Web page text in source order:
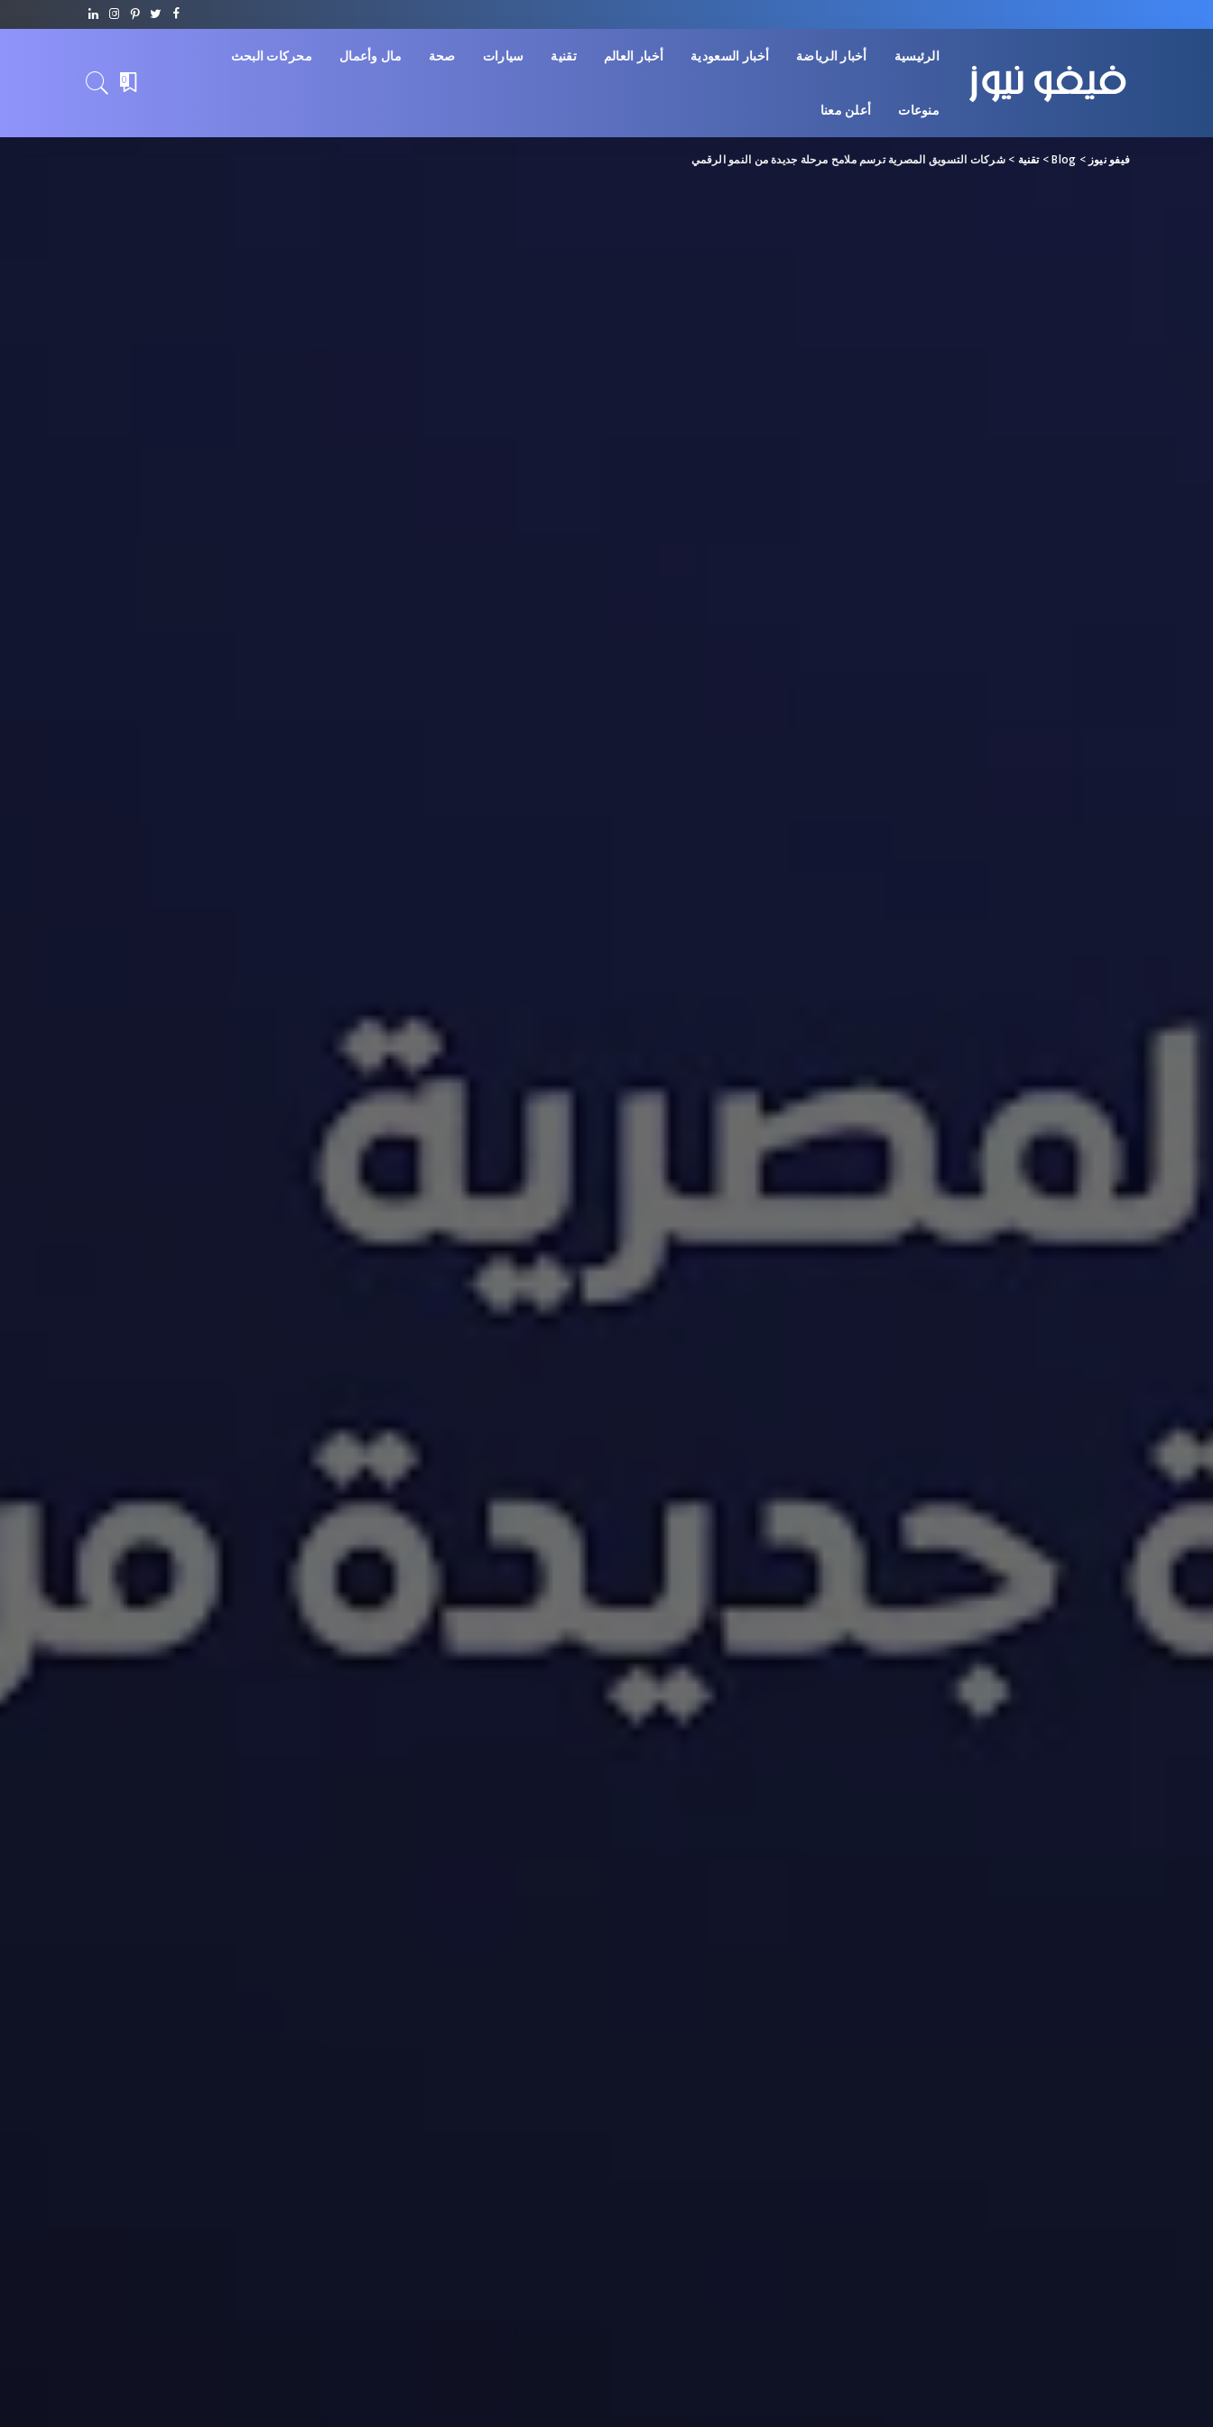
الرئيسية أخبار الرياضة أخبار السعودية أخبار العالم تقنية سيارات صحة مال وأعمال محركات البحث
منوعات أعلن معنا
0
فيفو نيوز >
Blog
>تقنية >شركات التسويق المصرية ترسم ملامح مرحلة جديدة من النمو الرقمي